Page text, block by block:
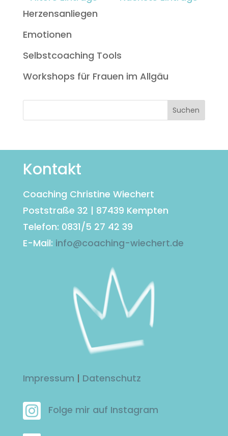
Herzensanliegen
Emotionen
Selbstcoaching Tools
Workshops für Frauen im Allgäu
Kontakt
Coaching Christine Wiechert
Poststraße 32 | 87439 Kempten
Telefon: 0831/5 27 42 39
E-Mail: info@coaching-wiechert.de
Impressum | Datenschutz
Folge mir auf Instagram